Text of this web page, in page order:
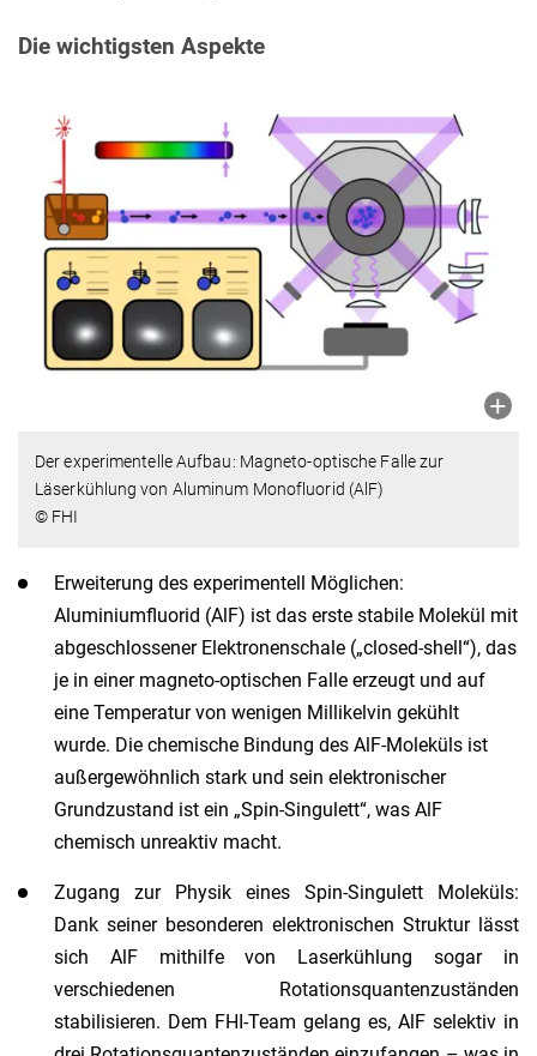
Die wichtigsten Aspekte
Der experimentelle Aufbau: Magneto-optische Falle zur
Läserkühlung von Aluminum Monofluorid (AlF)
© FHI
Erweiterung des experimentell Möglichen:
Aluminiumfluorid (AlF) ist das erste stabile Molekül mit
abgeschlossener Elektronenschale („closed-shell“), das
je in einer magneto-optischen Falle erzeugt und auf
eine Temperatur von wenigen Millikelvin gekühlt
wurde. Die chemische Bindung des AlF-Moleküls ist
außergewöhnlich stark und sein elektronischer
Grundzustand ist ein „Spin-Singulett“, was AlF
chemisch unreaktiv macht.
Zugang zur Physik eines Spin-Singulett Moleküls:
Dank seiner besonderen elektronischen Struktur lässt
sich AlF mithilfe von Laserkühlung sogar in
verschiedenen Rotationsquantenzuständen
stabilisieren. Dem FHI-Team gelang es, AlF selektiv in